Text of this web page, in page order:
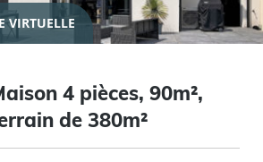
VIRTUELLE
4 pièces, 90m²,
de 380m²